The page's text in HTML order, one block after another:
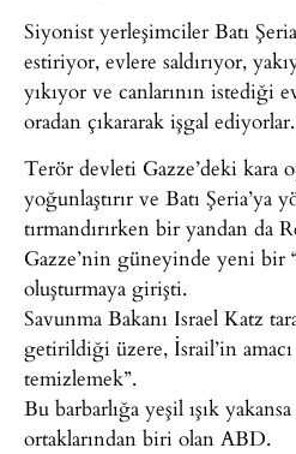
Siyonist yerleşimciler Batı
estiriyor, evlere saldırıyor,
yıkıyor ve canlarının istediği
oradan çıkararak işgal ediyorlar.
Terör devleti Gazze’deki kara
yoğunlaştırır ve Batı Şeria’ya
tırmandırırken bir yandan da
Gazze’nin güneyinde yeni
oluşturmaya girişti.
Savunma Bakanı Israel Katz
getirildiği üzere, İsrail’in
temizlemek”.
Bu barbarlığa yeşil ışık yakansa
ortaklarından biri olan ABD.